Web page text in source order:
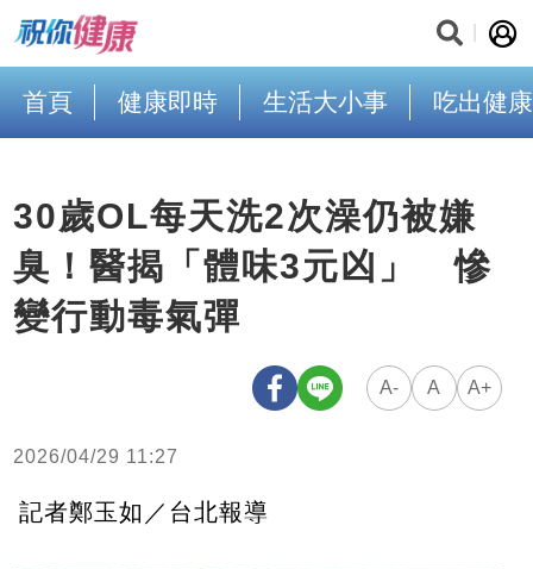
首頁 健康即時 生活大小事 吃出健康
30歲OL每天洗2次澡仍被嫌
臭！醫揭「體味3元凶」 慘
變行動毒氣彈
A- A A+
2026/04/29 11:27
記者鄭玉如／台北報導